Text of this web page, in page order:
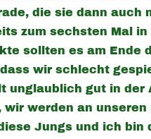
die sie dann auch
zum sechsten Mal
sollten es am Ende
wir schlecht
unglaublich gut in
werden an
Jungs und ich bin